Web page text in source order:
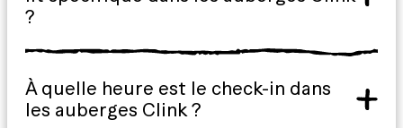
?
À quelle heure est le check-in dans
les auberges Clink ?